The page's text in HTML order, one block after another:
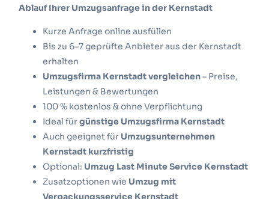
Ablauf Ihrer Umzugsanfrage in der Kernstadt
Kurze Anfrage online ausfüllen
Bis zu 6–7 geprüfte Anbieter aus der Kernstadt
erhalten
Umzugsfirma Kernstadt vergleichen– Preise,
Leistungen & Bewertungen
100 % kostenlos & ohne Verpflichtung
Ideal fürgünstige Umzugsfirma Kernstadt
Auch geeignet für Umzugsunternehmen
Kernstadt kurzfristig
Optional: Umzug Last Minute Service Kernstadt
Zusatzoptionen wie Umzug mit
Verpackungsservice Kernstadt